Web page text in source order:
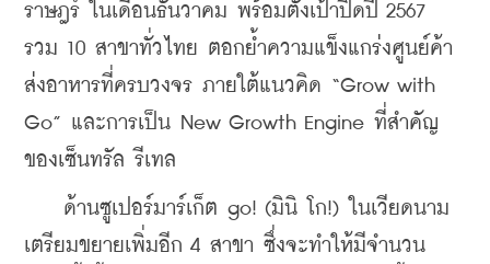
ราษฎร์ ในเดือนธันวาคม พร้อมตั้งเป้าปิดปี 2567
รวม 10 สาขาทั่วไทย ตอกย้ำความแข็งแกร่งศูนย์ค้า
ส่งอาหารที่ครบวงจร ภายใต้แนวคิด “Grow with
Go” และการเป็น New Growth Engine ที่สำคัญ
ของเซ็นทรัล รีเทล
ด้านซูเปอร์มาร์เก็ต go! (มินิ โก!) ในเวียดนาม
เตรียมขยายเพิ่มอีก 4 สาขา ซึ่งจะทำให้มีจำนวน